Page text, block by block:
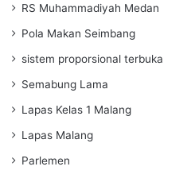
RS Muhammadiyah Medan
Pola Makan Seimbang
sistem proporsional terbuka
Semabung Lama
Lapas Kelas 1 Malang
Lapas Malang
Parlemen